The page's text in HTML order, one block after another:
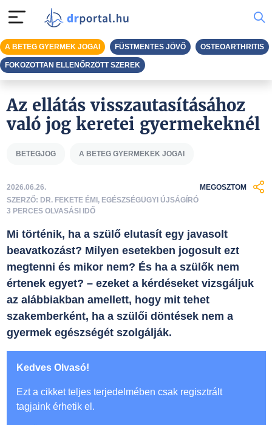
Az ellátás visszautasításához
való jog keretei gyermekeknél
BETEGJOG A BETEG GYERMEKEK JOGAI
2026.06.26.
SZERZŐ: DR. FEKETE ÉMI, EGÉSZSÉGÜGYI ÚJSÁGÍRÓ
3 PERCES OLVASÁSI IDŐ
MEGOSZTOM
Mi történik, ha a szülő elutasít egy javasolt
beavatkozást? Milyen esetekben jogosult ezt
megtenni és mikor nem? És ha a szülők nem
értenek egyet? – ezeket a kérdéseket vizsgáljuk
az alábbiakban amellett, hogy mit tehet
szakemberként, ha a szülői döntések nem a
gyermek egészségét szolgálják.
Kedves Olvasó!
Ezt a cikket teljes terjedelmében csak regisztrált
tagjaink érhetik el.
A BETEG GYERMEK JOGAI FÜSTMENTES JÖVŐ OSTEOARTHRITIS
FOKOZOTTAN ELLENŐRZÖTT SZEREK